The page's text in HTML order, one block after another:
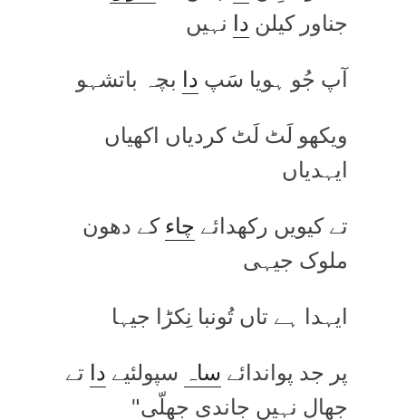
جناور کیلن دا نہیں
آپ جُو ہویا سَپ دا بچہ باتشہو
ویکھو لَٹ لَٹ کردیاں اکھیاں
ایہدیاں
تے کیویں رکھدائے چاء کے دھون
ملوک جیہی
ایہدا ہے تاں تُونبا نِکڑا جیہا
پر جد پواندائے ساہ سپولئیے دا تے
جھال نہیں جاندی جھلّی"